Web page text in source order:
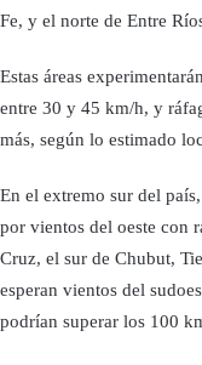
Fe, y el norte de Entre
Estas áreas
entre 30 y 45 km/h, y
más, según lo estimado
En el extremo sur del
por vientos del oeste con
Cruz, el sur de Chubut,
esperan vientos del
podrían superar los 100